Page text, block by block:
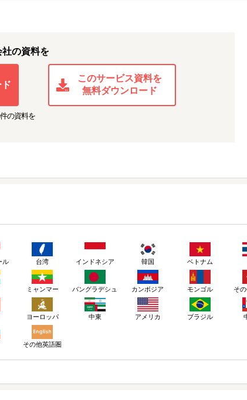
社の資料を
このサービス資料を
無料ダウンロード
件の資料を
ル 台湾 インドネシア 韓国 ベトナム
ミャンマー バングラデシュ カンボジア モンゴル そ
ヨーロッパ 中東 アメリカ ブラジル
その他英語圏